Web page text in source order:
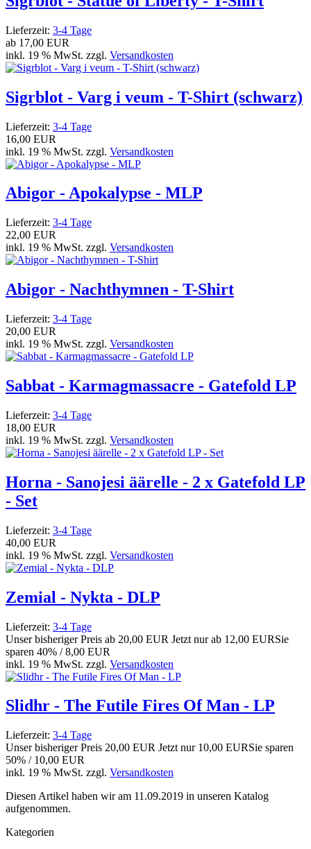
Lieferzeit: 3-4 Tage
ab 17,00 EUR
inkl. 19 % MwSt. zzgl. Versandkosten
Sigrblot - Varg i veum - T-Shirt (schwarz)
Lieferzeit: 3-4 Tage
16,00 EUR
inkl. 19 % MwSt. zzgl. Versandkosten
Abigor - Apokalypse - MLP
Lieferzeit: 3-4 Tage
22,00 EUR
inkl. 19 % MwSt. zzgl. Versandkosten
Abigor - Nachthymnen - T-Shirt
Lieferzeit: 3-4 Tage
20,00 EUR
inkl. 19 % MwSt. zzgl. Versandkosten
Sabbat - Karmagmassacre - Gatefold LP
Lieferzeit: 3-4 Tage
18,00 EUR
inkl. 19 % MwSt. zzgl. Versandkosten
Horna - Sanojesi äärelle - 2 x Gatefold LP
- Set
Lieferzeit: 3-4 Tage
40,00 EUR
inkl. 19 % MwSt. zzgl. Versandkosten
Zemial - Nykta - DLP
Lieferzeit: 3-4 Tage
Unser bisheriger Preis ab 20,00 EUR Jetzt nur ab 12,00 EURSie
sparen 40% / 8,00 EUR
inkl. 19 % MwSt. zzgl. Versandkosten
Slidhr - The Futile Fires Of Man - LP
Lieferzeit: 3-4 Tage
Unser bisheriger Preis 20,00 EUR Jetzt nur 10,00 EURSie sparen
50% / 10,00 EUR
inkl. 19 % MwSt. zzgl. Versandkosten
Diesen Artikel haben wir am 11.09.2019 in unseren Katalog
aufgenommen.
Kategorien